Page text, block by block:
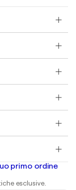
primo ordine
esclusive.